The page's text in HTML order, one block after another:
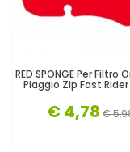
RED SPONGE Per Filtro
Piaggio Zip Fast
€ 4,78 €